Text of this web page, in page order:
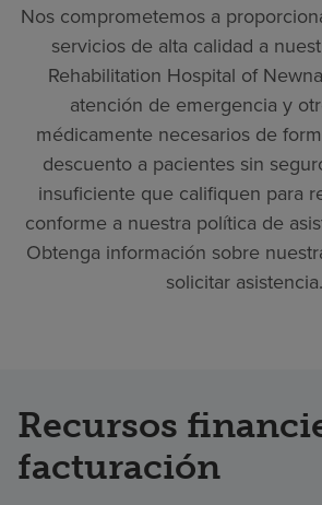
Nos comprometemos a
servicios de alta calidad a
Rehabilitation Hospital of
atención de emergencia y
médicamente necesarios de
descuento a pacientes sin
insuficiente que califiquen para
conforme a nuestra política de
Obtenga información sobre
solicitar asistencia.
Recursos
facturación